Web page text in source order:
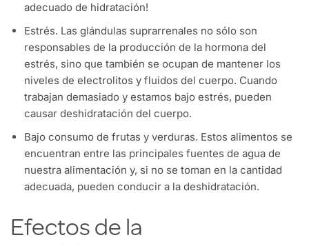
adecuado de hidratación!
Estrés. Las glándulas suprarrenales no sólo son
responsables de la producción de la hormona del
estrés, sino que también se ocupan de mantener los
niveles de electrolitos y fluidos del cuerpo. Cuando
trabajan demasiado y estamos bajo estrés, pueden
causar deshidratación del cuerpo.
Bajo consumo de frutas y verduras. Estos alimentos se
encuentran entre las principales fuentes de agua de
nuestra alimentación y, si no se toman en la cantidad
adecuada, pueden conducir a la deshidratación.
Efectos de la